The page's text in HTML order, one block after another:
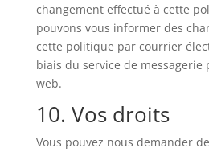
changement effectué à cette
pouvons vous informer des
cette politique par courrier
biais du service de messagerie
web.
10. Vos droits
Vous pouvez nous demander